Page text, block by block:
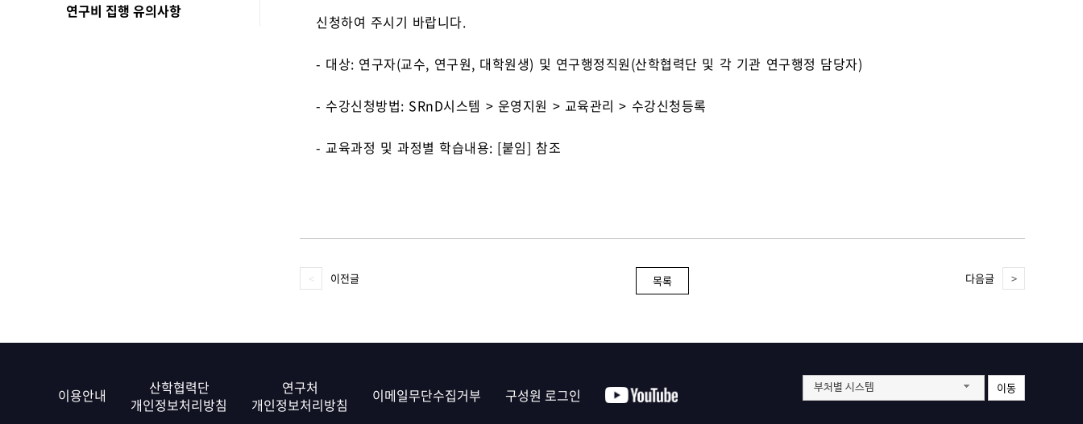
연구비 집행 유의사항
신청하여 주시기 바랍니다.
- 대상: 연구자(교수, 연구원, 대학원생) 및 연구행정직원(산학협력단 및 각 기관 연구행정 담당자)
- 수강신청방법: SRnD시스템 > 운영지원 > 교육관리 > 수강신청등록
- 교육과정 및 과정별 학습내용: [붙임] 참조
이전글 목록 다음글
이용안내
산학협력단
개인정보처리방침
연구처
개인정보처리방침
이메일무단수집거부 구성원 로그인 부처별 시스템 이동